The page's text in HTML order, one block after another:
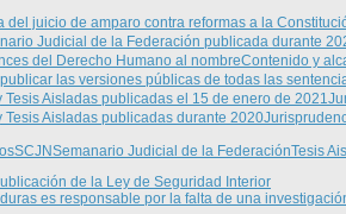
Contenido y
SCJNSemanario Judicial de la FederaciónTesis
de la Ley de Seguridad Interior
es responsable por la falta de una